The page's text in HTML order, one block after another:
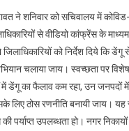
ने शनिवार को सचिवालय में
से वीडियो कांफ्रेंस के
को निर्देश दिये कि
चलाया जाय। स्वच्छता पर विशेष
में डेंगू का फैलाव कम रहा, उन जनपदों
लिए ठोस रणनीति बनायी जाय। यह
पर्याप्त उपलब्धता हो। नगर